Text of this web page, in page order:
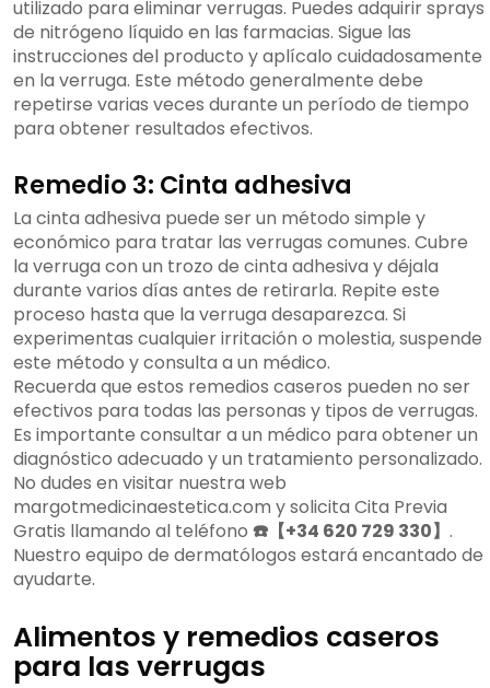
utilizado para eliminar verrugas. Puedes adquirir sprays
de nitrógeno líquido en las farmacias. Sigue las
instrucciones del producto y aplícalo cuidadosamente
en la verruga. Este método generalmente debe
repetirse varias veces durante un período de tiempo
para obtener resultados efectivos.
Remedio 3: Cinta adhesiva
La cinta adhesiva puede ser un método simple y
económico para tratar las verrugas comunes. Cubre
la verruga con un trozo de cinta adhesiva y déjala
durante varios días antes de retirarla. Repite este
proceso hasta que la verruga desaparezca. Si
experimentas cualquier irritación o molestia, suspende
este método y consulta a un médico.
Recuerda que estos remedios caseros pueden no ser
efectivos para todas las personas y tipos de verrugas.
Es importante consultar a un médico para obtener un
diagnóstico adecuado y un tratamiento personalizado.
No dudes en visitar nuestra web
margotmedicinaestetica.com y solicita Cita Previa
Gratis llamando al teléfono ☎️【+34 620 729 330】 .
Nuestro equipo de dermatólogos estará encantado de
ayudarte.
Alimentos y remedios caseros
para las verrugas